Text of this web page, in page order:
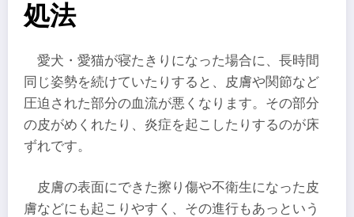
処法
愛犬・愛猫が寝たきりになった場合に、長時間
同じ姿勢を続けていたりすると、皮膚や関節など
圧迫された部分の血流が悪くなります。その部分
の皮がめくれたり、炎症を起こしたりするのが床
ずれです。
皮膚の表面にできた擦り傷や不衛生になった皮
膚などにも起こりやすく、その進行もあっという